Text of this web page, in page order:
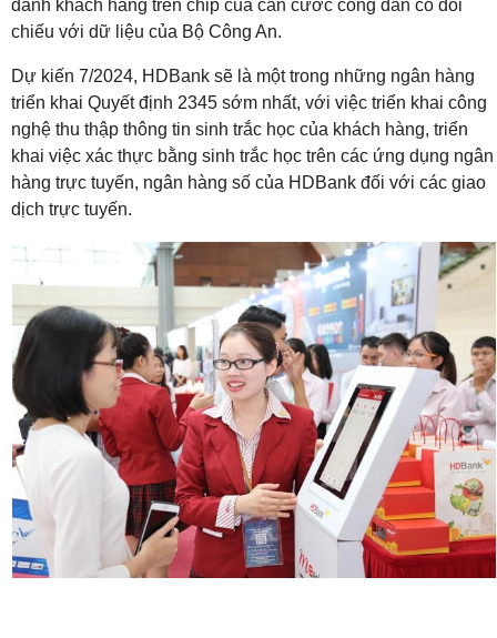
danh khách hàng trên chip của căn cước công dân có đối
chiếu với dữ liệu của Bộ Công An.
Dự kiến 7/2024, HDBank sẽ là một trong những ngân hàng
triển khai Quyết định 2345 sớm nhất, với việc triển khai công
nghệ thu thập thông tin sinh trắc học của khách hàng, triển
khai việc xác thực bằng sinh trắc học trên các ứng dụng ngân
hàng trực tuyến, ngân hàng số của HDBank đối với các giao
dịch trực tuyến.